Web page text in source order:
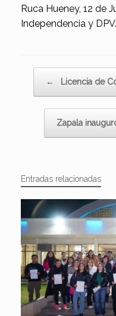
Ruca Hueney, 12 de
Independencia y DPV.
← Licencia de
Zapala
Entradas relacionadas